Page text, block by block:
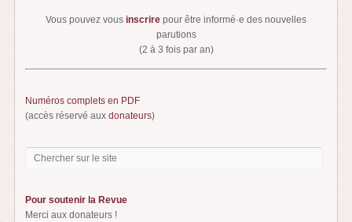
Vous pouvez vous inscrire pour être informé·e des nouvelles
parutions
(2 à 3 fois par an)
Numéros complets en PDF
(accès réservé auxdonateurs)
Pour soutenir la Revue
Merci aux donateurs !